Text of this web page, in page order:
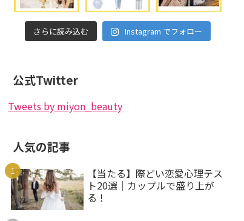
さらに読み込む Instagram でフォロー
公式Twitter
Tweets by miyon_beauty
人気の記事
【当たる】際どい恋愛心理テス
ト20選｜カップルで盛り上が
る！